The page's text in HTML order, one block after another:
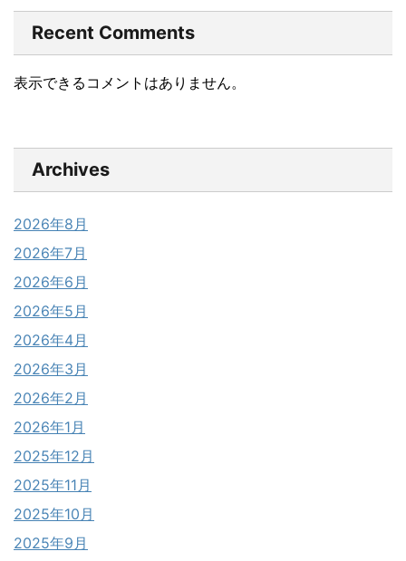
Recent Comments
表示できるコメントはありません。
Archives
2026年8月
2026年7月
2026年6月
2026年5月
2026年4月
2026年3月
2026年2月
2026年1月
2025年12月
2025年11月
2025年10月
2025年9月